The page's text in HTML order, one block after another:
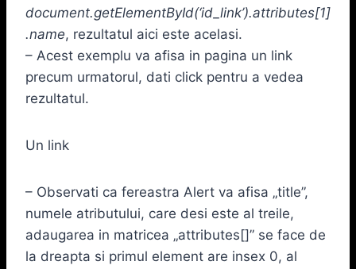
document.getElementById(‘id_link’).attributes[1]
.name, rezultatul aici este acelasi.
– Acest exemplu va afisa in pagina un link
precum urmatorul, dati click pentru a vedea
rezultatul.
Un link
– Observati ca fereastra Alert va afisa „title”,
numele atributului, care desi este al treile,
adaugarea in matricea „attributes[]” se face de
la dreapta si primul element are insex 0, al